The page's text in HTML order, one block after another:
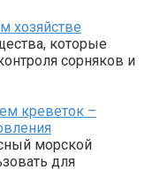
хозяйстве
которые
сорняков и
креветок –
морской
для